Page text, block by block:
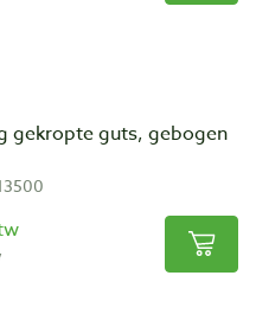
gekropte guts, gebogen